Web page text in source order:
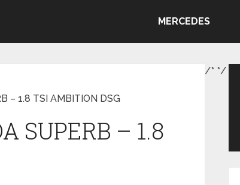
MERCEDES
– 1.8 TSI AMBITION DSG
SUPERB – 1.8
/* */